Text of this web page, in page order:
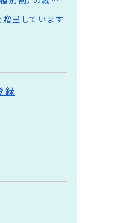
呈しています
録